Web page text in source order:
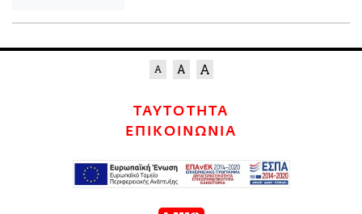
ΤΑΥΤΟΤΗΤΑ
ΕΠΙΚΟΙΝΩΝΙΑ